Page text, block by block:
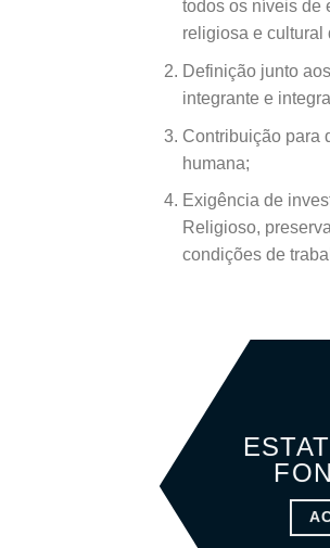
todos os níveis de
religiosa e cultural
Definição junto
integrante e
Contribuição para
humana;
Exigência de
Religioso,
condições de